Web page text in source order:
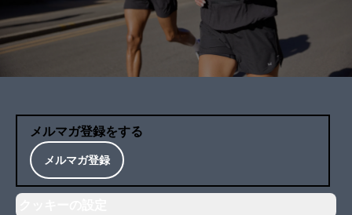
メルマガ登録をする
メルマガ登録